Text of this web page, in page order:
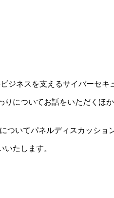
ネスを支えるサイバーセキ
についてお話をいただくほ
いてパネルディスカッショ
たします。